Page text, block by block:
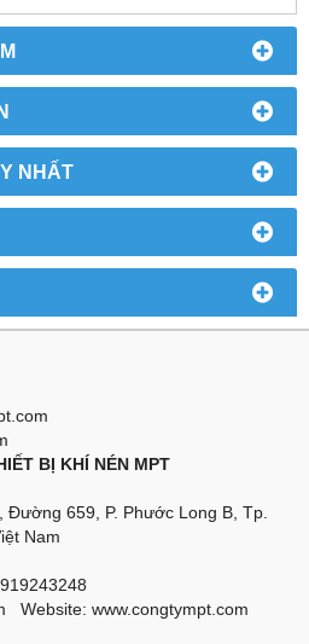
NHẤT
BỊ KHÍ NÉN MPT
659, P. Phước Long B, Tp.
Nam
Website: www.congtympt.com